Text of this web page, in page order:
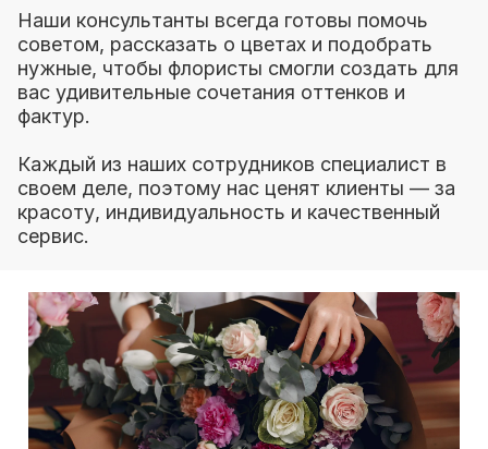
Наши консультанты всегда готовы помочь
советом, рассказать о цветах и подобрать
нужные, чтобы флористы смогли создать для
вас удивительные сочетания оттенков и
фактур.
Каждый из наших сотрудников специалист в
своем деле, поэтому нас ценят клиенты — за
красоту, индивидуальность и качественный
сервис.